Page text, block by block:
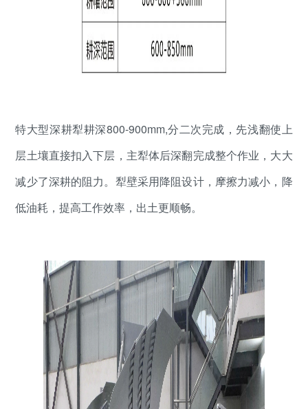
特大型深耕犁耕深800-900mm,分二次完成，先浅翻使上
层土壤直接扣入下层，主犁体后深翻完成整个作业，大大
减少了深耕的阻力。犁壁采用降阻设计，摩擦力减小，降
低油耗，提高工作效率，出土更顺畅。